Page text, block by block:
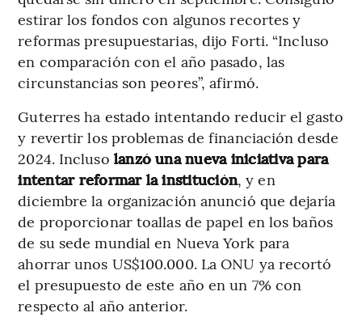
estirar los fondos con algunos recortes y
reformas presupuestarias, dijo Forti. “Incluso
en comparación con el año pasado, las
circunstancias son peores”, afirmó.
Guterres ha estado intentando reducir el gasto
y revertir los problemas de financiación desde
2024. Incluso lanzó una nueva iniciativa para
intentar reformar la institución, y en
diciembre la organización anunció que dejaría
de proporcionar toallas de papel en los baños
de su sede mundial en Nueva York para
ahorrar unos US$100.000. La ONU ya recortó
el presupuesto de este año en un 7% con
respecto al año anterior.